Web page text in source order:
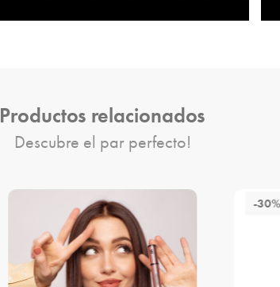
Productos relacionados
Descubre el par perfecto!
-